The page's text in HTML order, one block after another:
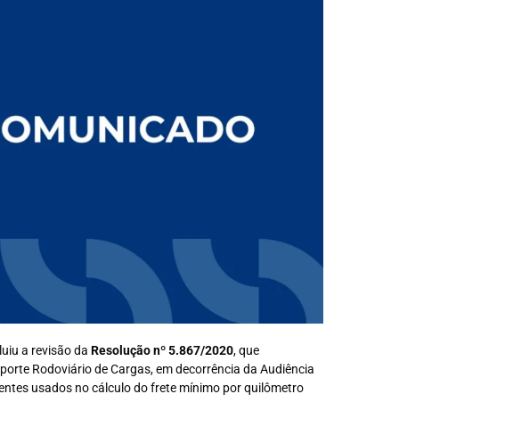
a revisão daResolução nº 5.867/2020, que
Rodoviário de Cargas, em decorrência da Audiência
usados no cálculo do frete mínimo por quilômetro